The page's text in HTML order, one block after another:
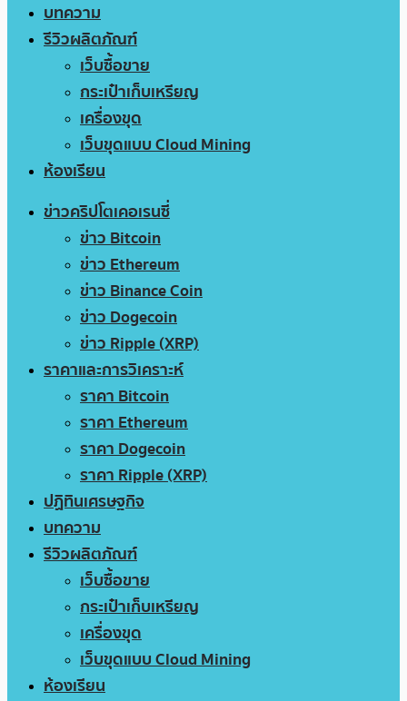
บทความ
รีวิวผลิตภัณฑ์
เว็บซื้อขาย
กระเป๋าเก็บเหรียญ
เครื่องขุด
เว็บขุดแบบ Cloud Mining
ห้องเรียน
ข่าวคริปโตเคอเรนซี่
ข่าว Bitcoin
ข่าว Ethereum
ข่าว Binance Coin
ข่าว Dogecoin
ข่าว Ripple (XRP)
ราคาและการวิเคราะห์
ราคา Bitcoin
ราคา Ethereum
ราคา Dogecoin
ราคา Ripple (XRP)
ปฏิทินเศรษฐกิจ
บทความ
รีวิวผลิตภัณฑ์
เว็บซื้อขาย
กระเป๋าเก็บเหรียญ
เครื่องขุด
เว็บขุดแบบ Cloud Mining
ห้องเรียน